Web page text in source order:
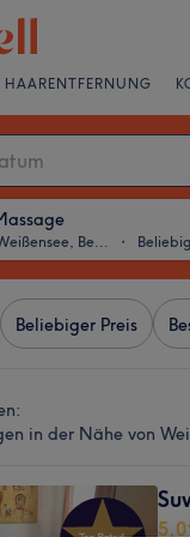
HAARENTFERNUNG
in der Nähe von Weißensee, Berlin ・
Beliebiger Preis
in der Nähe von
5,0